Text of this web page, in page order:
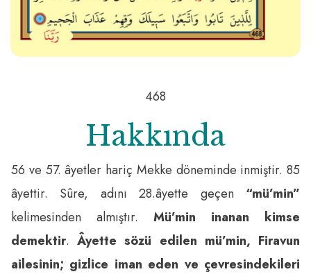
468
Hakkında
56 ve 57. âyetler hariç Mekke döneminde inmiştir. 85
âyettir. Sûre, adını 28.âyette geçen “mü’min”
kelimesinden almıştır. Mü’min inanan kimse
demektir.Âyette sözü edilen mü’min, Firavun
ailesinin; gizlice iman eden ve çevresindekileri